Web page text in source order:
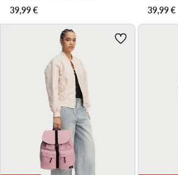
39,99€
39,99€